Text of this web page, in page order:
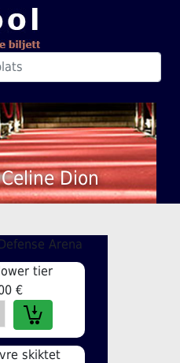
Dion
Arena
tier
€
skiktet